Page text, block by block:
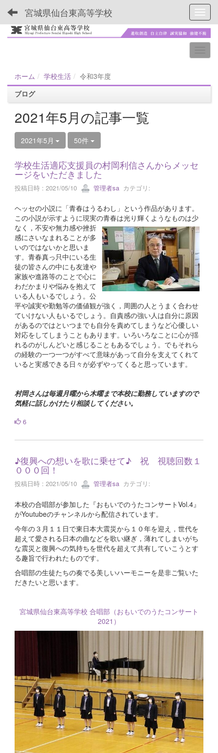
宮城県仙台東高等学校
ホーム 学校生活
令和3年度
ブログ
2021年5月の記事一覧
2021年5月 50件
学校生活適応支援員の村岡利信さんからメッセ
ージをいただきました
投稿日時 : 2021/05/10 管理者sa カテゴリ:
ヘッセの小説に「青春はうるわし」という作品があります。
この小説が示すように現実の青春は光り輝くようなものは少
なく，不安や無力感や挫折
感にさいなまれることが多
いのではないかと思いま
す。青春真っ只中にいる生
徒の皆さんの中にも友達や
家族や進路等のことで心に
わだかまりや悩みを抱えて
いる人もいるでしょう。公
平や誠実や勤勉等の価値観が強く，周囲の人とうまく合わせ
ていけない人もいるでしょう。自責感の強い人は自分に原因
があるのではといつまでも自分を責めてしまうなど心優しい
対応をしてしまうこともあります。いろいろなことに心が揺
れるのがしんどいと感じることもあるでしょう。でもそれら
の経験の一つ一つがすべて意味があって自分を支えてくれて
いると実感できる日々が必ずやってくると思っています。
村岡さんは毎週月曜から木曜まで本校に勤務していますので
気軽に話しかけたり相談してください。
6
♪復興への想いを歌に乗せて♪ 祝 視聴回数１
０００回！
投稿日時 : 2021/05/10 管理者sa カテゴリ:
本校の合唱部が参加した『おもいでのうたコンサートVol.4』
がYoutubeのチャンネルから配信されています。
今年の３月１１日で東日本大震災から１０年を迎え，世代を
超えて愛される日本の曲などを歌い継ぎ，薄れてしまいがち
な震災と復興への気持ちを世代を超えて共有していこうとす
る趣旨で行われたものです。
合唱部の生徒たちの奏でる美しいハーモニーを是非ご覧いた
だきたいと思います。
宮城県仙台東高等学校 合唱部（おもいでのうたコンサート
2021）